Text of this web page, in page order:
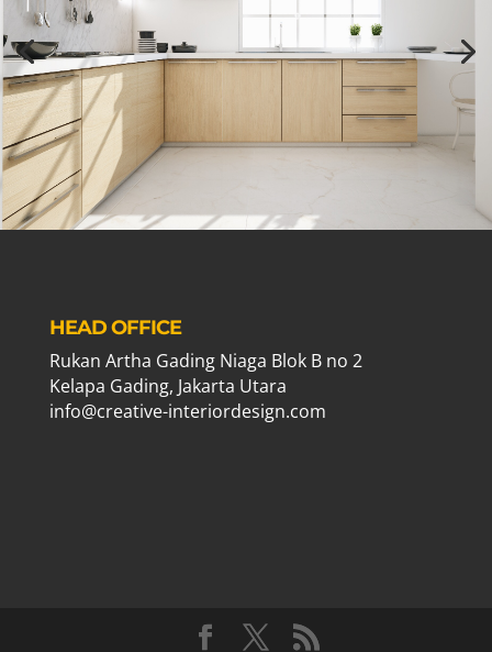
HEAD OFFICE
Rukan Artha Gading Niaga Blok B no 2
Kelapa Gading, Jakarta Utara
info@creative-interiordesign.com